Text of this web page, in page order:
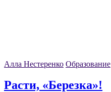
Алла Нестеренко Образование
Расти, «Березка»!